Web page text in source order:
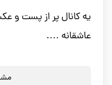
یه کانال پر از پست و
عاشقانه ….